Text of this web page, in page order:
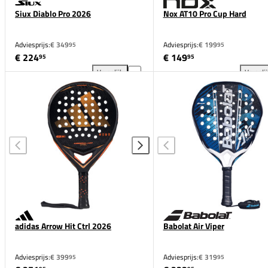
Siux Diablo Pro 2026
Adviesprijs:€ 34995
€ 22495
Vergelijk
Siux Diablo Pro 2026 toevoegen aan vergelijking
Nox AT10 Pro Cup Hard
Adviesprijs:€ 19995
€ 14995
adidas Arrow Hit Ctrl 2026
Adviesprijs:€ 39995
Babolat Air Viper
Adviesprijs:€ 31995